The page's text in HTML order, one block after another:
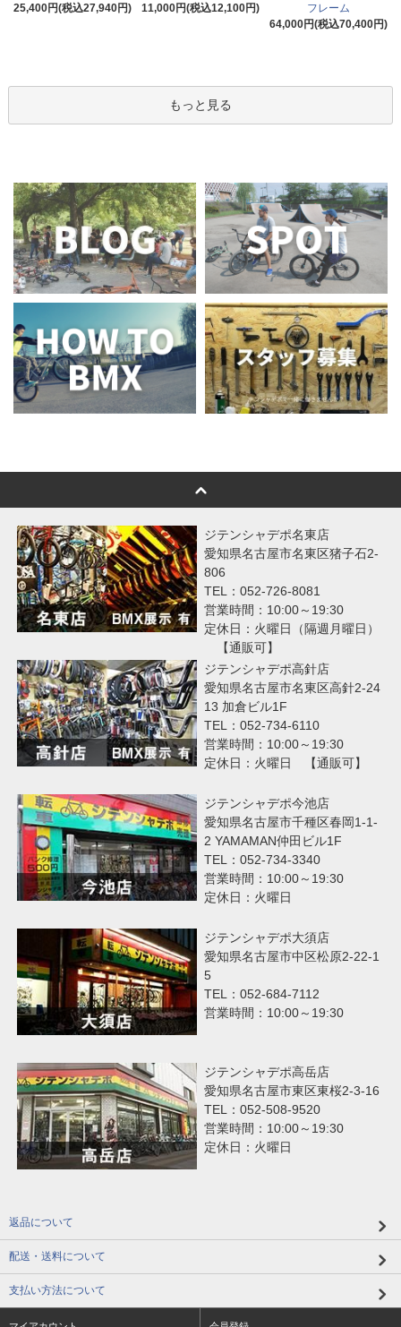
25,400円(税込27,940円)
11,000円(税込12,100円)
フレーム
64,000円(税込70,400円)
もっと見る
ジテンシャデポ名東店
愛知県名古屋市名東区猪子石2-
806
TEL：052-726-8081
営業時間：10:00～19:30
定休日：火曜日（隔週月曜日）
【通販可】
ジテンシャデポ高針店
愛知県名古屋市名東区高針2-24
13 加倉ビル1F
TEL：052-734-6110
営業時間：10:00～19:30
定休日：火曜日 【通販可】
ジテンシャデポ今池店
愛知県名古屋市千種区春岡1-1-
2 YAMAMAN仲田ビル1F
TEL：052-734-3340
営業時間：10:00～19:30
定休日：火曜日
ジテンシャデポ大須店
愛知県名古屋市中区松原2-22-1
5
TEL：052-684-7112
営業時間：10:00～19:30
ジテンシャデポ高岳店
愛知県名古屋市東区東桜2-3-16
TEL：052-508-9520
営業時間：10:00～19:30
定休日：火曜日
返品について
配送・送料について
支払い方法について